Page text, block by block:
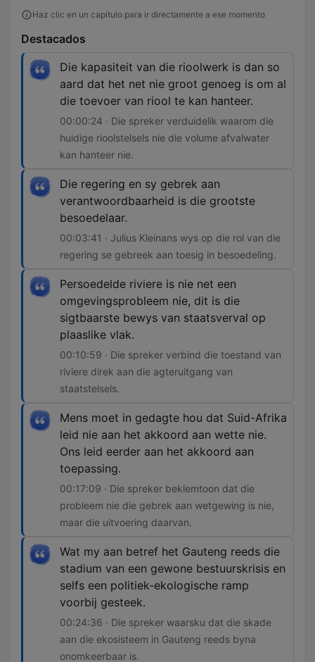
Haz clic en un capítulo para ir directamente a ese momento
Destacados
Die kapasiteit van die rioolwerk is dan so
aard dat het net nie groot genoeg is om al
die toevoer van riool te kan hanteer.
00:00:24 · Die spreker verduidelik waarom die
huidige rioolstelsels nie die volume afvalwater
kan hanteer nie.
Die regering en sy gebrek aan
verantwoordbaarheid is die grootste
besoedelaar.
00:03:41 · Julius Kleinans wys op die rol van die
regering se gebreek aan toesig in besoedeling.
Persoedelde riviere is nie net een
omgevingsprobleem nie, dit is die
sigtbaarste bewys van staatsverval op
plaaslike vlak.
00:10:59 · Die spreker verbind die toestand van
riviere direk aan die agteruitgang van
staatstelsels.
Mens moet in gedagte hou dat Suid-Afrika
leid nie aan het akkoord aan wette nie.
Ons leid eerder aan het akkoord aan
toepassing.
00:17:09 · Die spreker beklemtoon dat die
probleem nie die gebrek aan wetgewing is nie,
maar die uitvoering daarvan.
Wat my aan betref het Gauteng reeds die
stadium van een gewone bestuurskrisis en
selfs een politiek-ekologische ramp
voorbij gesteek.
00:24:36 · Die spreker waarsku dat die skade
aan die ekosisteem in Gauteng reeds byna
onomkeerbaar is.